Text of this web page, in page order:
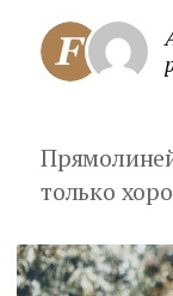
только